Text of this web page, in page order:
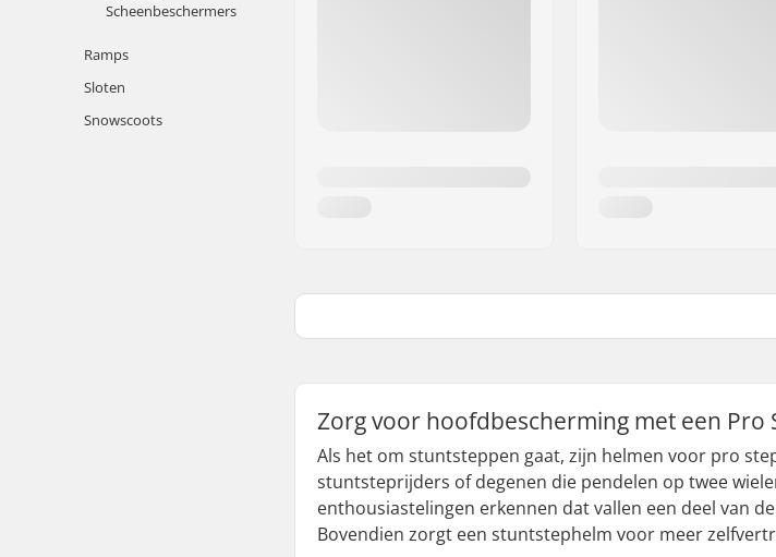
Scheenbeschermers
Ramps
Sloten
Snowscoots
Zorg voor hoofdbescherming met een Pro
Als het om stuntsteppen gaat, zijn helmen voor pro
stuntsteprijders of degenen die pendelen op twee
enthousiastelingen erkennen dat vallen een deel van
Bovendien zorgt een stuntstephelm voor meer